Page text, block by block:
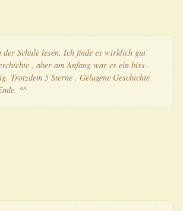
der Schu­le lesen. Ich fin­de es wirk­lich gut
, aber am Anfang war es ein biss­
Trotz­dem 5 Ster­ne . Gelu­ge­ne Geschich­te
^^